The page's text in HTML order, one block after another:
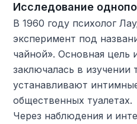
Исследование
В 1960 году психолог
эксперимент под
чайной». Основная цель
заключалась в изучении
устанавливают
общественных туалетах.
Через наблюдения и